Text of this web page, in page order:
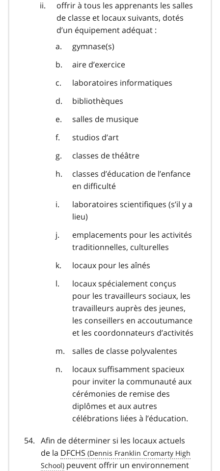
offrir à tous les apprenants les salles
de classe et locaux suivants, dotés
d’un équipement adéquat :
gymnase(s)
aire d’exercice
laboratoires informatiques
bibliothèques
salles de musique
studios d’art
classes de théâtre
classes d’éducation de l’enfance
en difficulté
laboratoires scientifiques (s’il y a
lieu)
emplacements pour les activités
traditionnelles, culturelles
locaux pour les aînés
locaux spécialement conçus
pour les travailleurs sociaux, les
travailleurs auprès des jeunes,
les conseillers en accoutumance
et les coordonnateurs d’activités
salles de classe polyvalentes
locaux suffisamment spacieux
pour inviter la communauté aux
cérémonies de remise des
diplômes et aux autres
célébrations liées à l’éducation.
Afin de déterminer si les locaux actuels
de la DFCHS
peuvent offrir un environnement